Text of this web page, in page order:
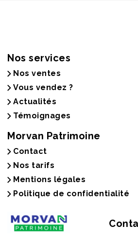
Nos services
Nos ventes
Vous vendez ?
Actualités
Témoignages
Morvan Patrimoine
Contact
Nos tarifs
Mentions légales
Politique de confidentialité